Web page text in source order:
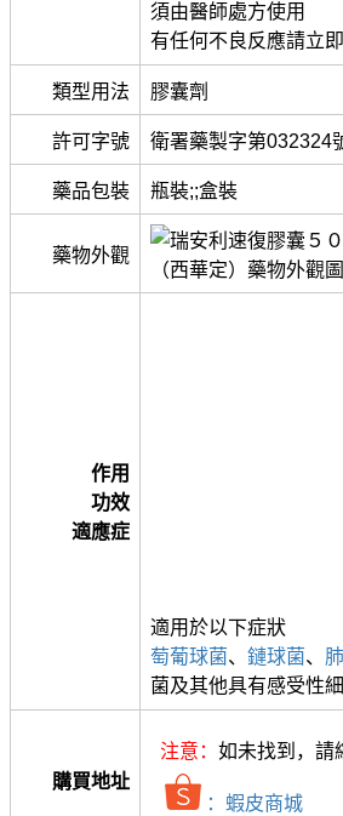
須由醫師處方使用
有任何不良反應請立
類型用法 膠囊劑
許可字號 衛署藥製字第032324
藥品包裝 瓶裝;;盒裝
藥物外觀
作用
功效
適應症
適用於以下症狀
萄葡球菌、 鏈球菌、
菌及其他具有感受性
購買地址
注意： 如未找到，請
：蝦皮商城